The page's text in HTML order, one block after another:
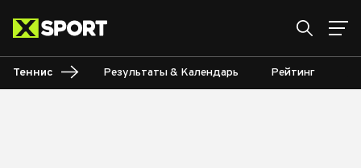
Теннис Результаты & Календарь Рейтинг